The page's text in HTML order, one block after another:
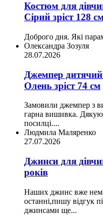
Костюм для
Сірий зріст 128
Доброго дня. Які
Олександра Зозуля
28.07.2026
Джемпер дитячий
Олень зріст 74 см
Замовили джемпер з
гарна вишивка.
посилці....
Людмила Маляренко
27.07.2026
Джинси для
років
Наших джинс вже нема
останні,пишу відгук
джинсами ще...